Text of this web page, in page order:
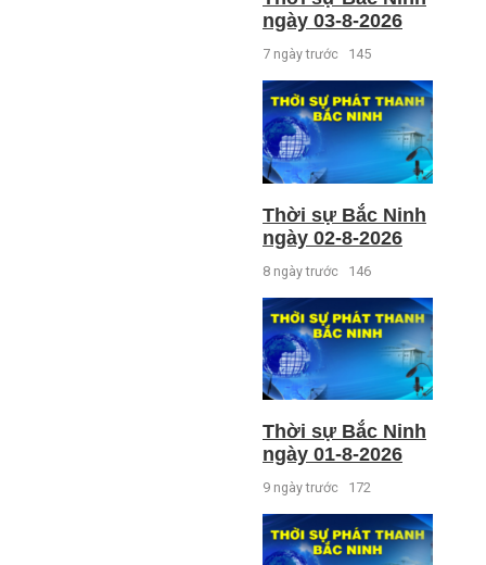
ngày 03-8-2026
7 ngày trước 145
Thời sự Bắc Ninh
ngày 02-8-2026
8 ngày trước 146
Thời sự Bắc Ninh
ngày 01-8-2026
9 ngày trước 172